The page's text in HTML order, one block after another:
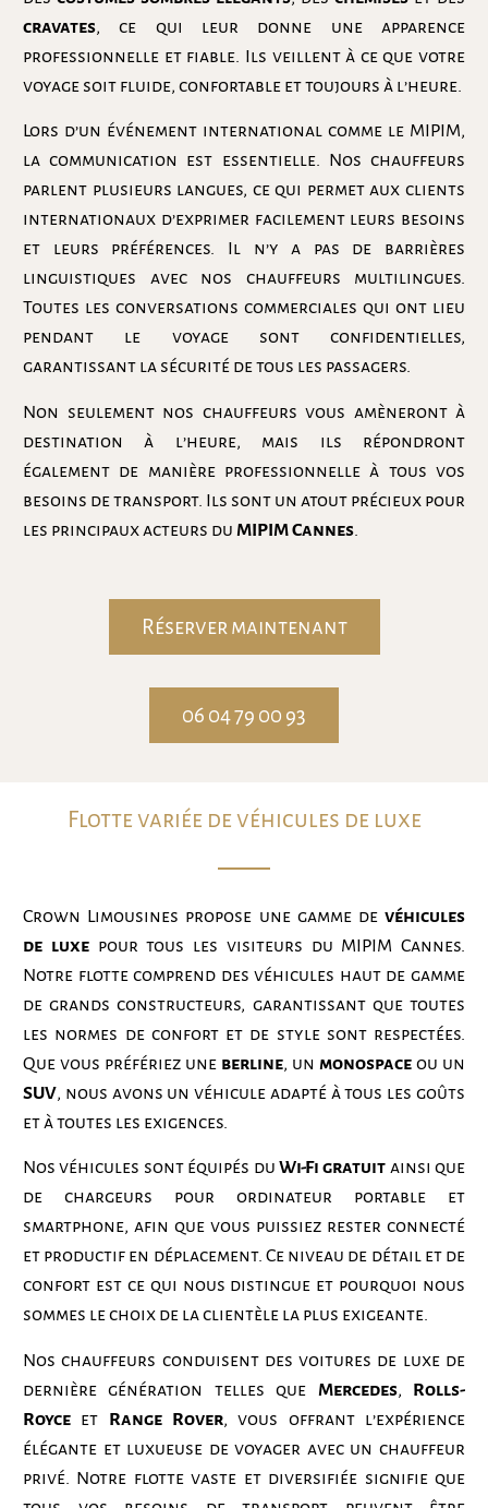
cravates, ce qui leur donne une apparence
professionnelle et fiable. Ils veillent à ce que votre
voyage soit fluide, confortable et toujours à l’heure.
Lors d’un événement international comme le MIPIM,
la communication est essentielle. Nos chauffeurs
parlent plusieurs langues, ce qui permet aux clients
internationaux d’exprimer facilement leurs besoins
et leurs préférences. Il n’y a pas de barrières
linguistiques avec nos chauffeurs multilingues.
Toutes les conversations commerciales qui ont lieu
pendant le voyage sont confidentielles,
garantissant la sécurité de tous les passagers.
Non seulement nos chauffeurs vous amèneront à
destination à l’heure, mais ils répondront
également de manière professionnelle à tous vos
besoins de transport. Ils sont un atout précieux pour
les principaux acteurs du MIPIM Cannes.
Réserver maintenant
06 04 79 00 93
Flotte variée de véhicules de luxe
Crown Limousines propose une gamme de véhicules
de luxepour tous les visiteurs du MIPIM Cannes.
Notre flotte comprend des véhicules haut de gamme
de grands constructeurs, garantissant que toutes
les normes de confort et de style sont respectées.
Que vous préfériez une berline, un monospace ou un
SUV, nous avons un véhicule adapté à tous les goûts
et à toutes les exigences.
Nos véhicules sont équipés du Wi-Fi gratuit ainsi que
de chargeurs pour ordinateur portable et
smartphone, afin que vous puissiez rester connecté
et productif en déplacement. Ce niveau de détail et de
confort est ce qui nous distingue et pourquoi nous
sommes le choix de la clientèle la plus exigeante.
Nos chauffeurs conduisent des voitures de luxe de
dernière génération telles que Mercedes, Rolls-
Royce et Range Rover, vous offrant l’expérience
élégante et luxueuse de voyager avec un chauffeur
privé. Notre flotte vaste et diversifiée signifie que